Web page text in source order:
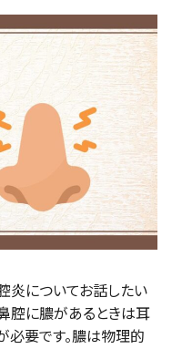
炎についてお話したい
腔に膿があるときは耳
要です。膿は物理的